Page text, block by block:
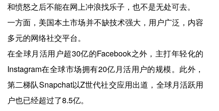
和愤怒之后不能在网上冲浪找乐子，也不是无处可去。
一方面，美国本土市场并不缺技术强大，用户广泛，内容
多元的网络社交平台。
在全球月活用户超30亿的Facebook之外，主打年轻化的
Instagram在全球市场拥有20亿月活用户的规模。此外，
第二梯队Snapchat以Z世代社交应用出道，全球月活跃用
户也已经超过了8.5亿。